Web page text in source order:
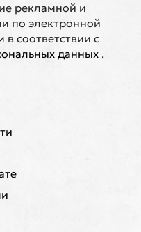
рекламной и
по электронной
соответствии с
данных .